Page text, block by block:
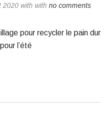
with with no comments
pour recycler le pain dur
l’été